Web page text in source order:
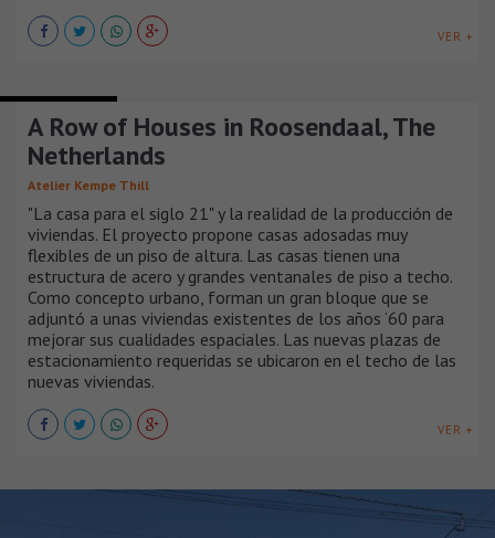
VER +
A Row of Houses in Roosendaal, The
Netherlands
Atelier Kempe Thill
"La casa para el siglo 21" y la realidad de la producción de
viviendas. El proyecto propone casas adosadas muy
flexibles de un piso de altura. Las casas tienen una
estructura de acero y grandes ventanales de piso a techo.
Como concepto urbano, forman un gran bloque que se
adjuntó a unas viviendas existentes de los años ‘60 para
mejorar sus cualidades espaciales. Las nuevas plazas de
estacionamiento requeridas se ubicaron en el techo de las
nuevas viviendas.
VER +